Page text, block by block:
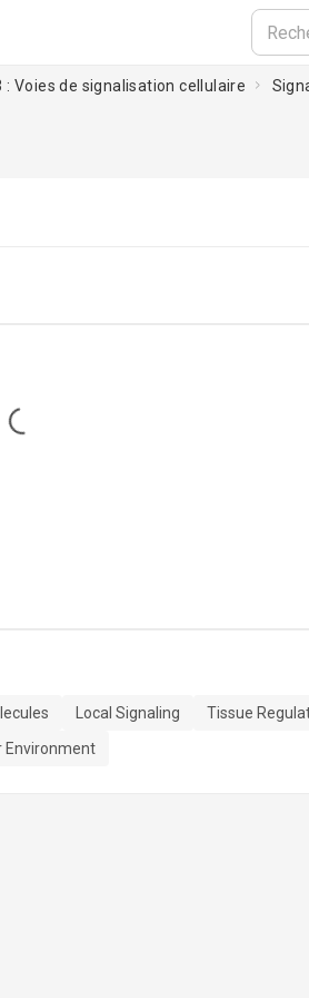
: Voies de signalisation cellulaire
Loading...
Local Signaling
Tissue
Environment